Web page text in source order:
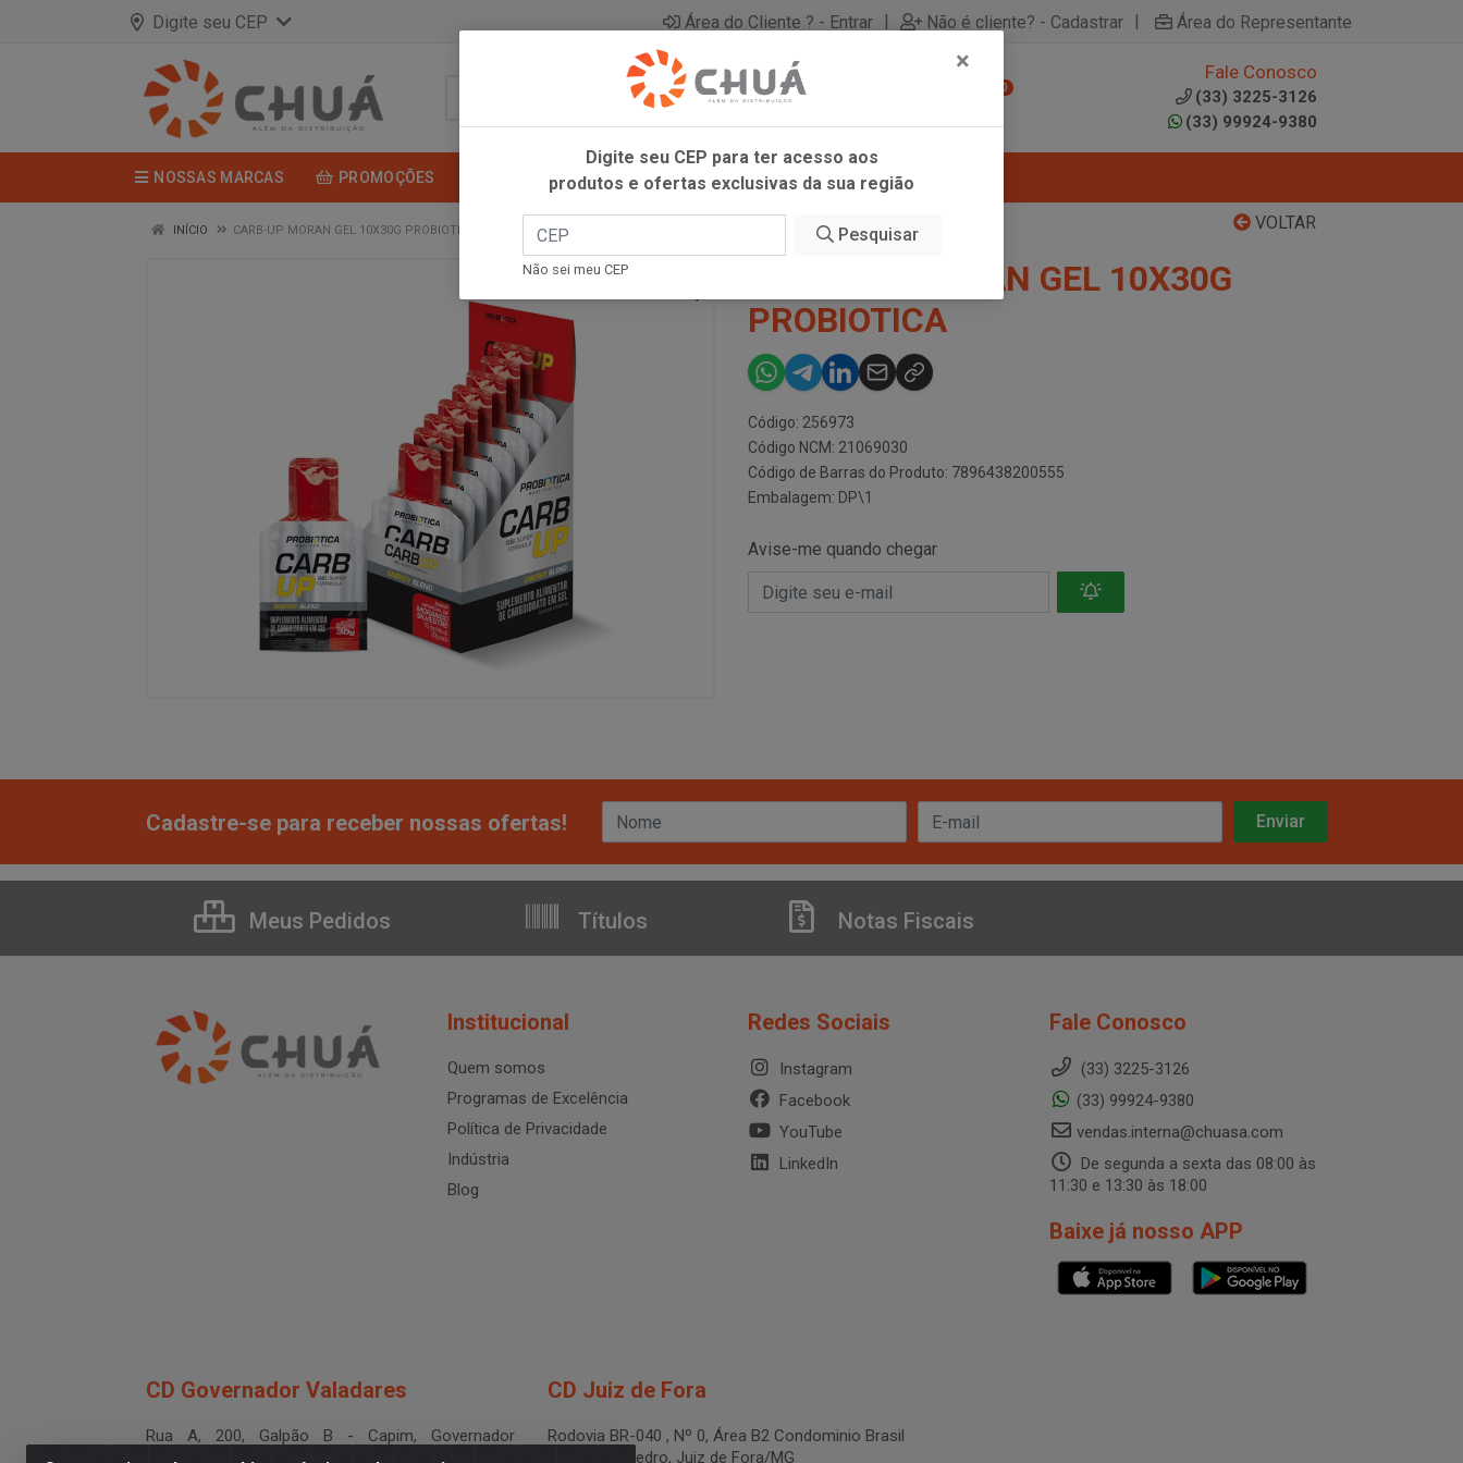
Digite seu CEP Área do Cliente ? - Entrar | Não é cliente? - Cadastrar | Área do Representante
0
Fale Conosco
(33) 3225-3126
(33) 99924-9380
NOSSAS MARCAS PROMOÇÕES
VOLTAR
INÍCIO CARB-UP MORAN GEL 10X30G PROBIOTICA
CARB-UP MORAN GEL 10X30G
PROBIOTICA
Código: 256973
Código NCM: 21069030
Código de Barras do Produto: 7896438200555
Embalagem: DP\1
Avise-me quando chegar
Cadastre-se para receber nossas ofertas!
Meus Pedidos Títulos Notas Fiscais
Institucional
Quem somos
Programas de Excelência
Política de Privacidade
Indústria
Blog
Redes Sociais
Instagram
Facebook
YouTube
LinkedIn
Fale Conosco
(33) 3225-3126
(33) 99924-9380
vendas.interna@chuasa.com
De segunda a sexta das 08:00 às
11:30 e 13:30 às 18:00
Baixe já nosso APP
CD Governador Valadares
Rua A, 200, Galpão B - Capim, Governador
Valadares/MG - CEP 35.024-400
CD Juiz de Fora
Rodovia BR-040 , Nº 0, Área B2 Condominio Brasil
LOG - São Pedro, Juiz de Fora/MG
×
Digite seu CEP para ter acesso aos
produtos e ofertas exclusivas da sua região
Pesquisar
Não sei meu CEP